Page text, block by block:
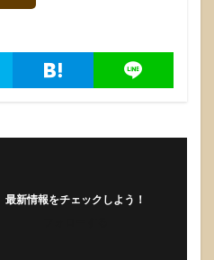
最新情報をチェックしよう！